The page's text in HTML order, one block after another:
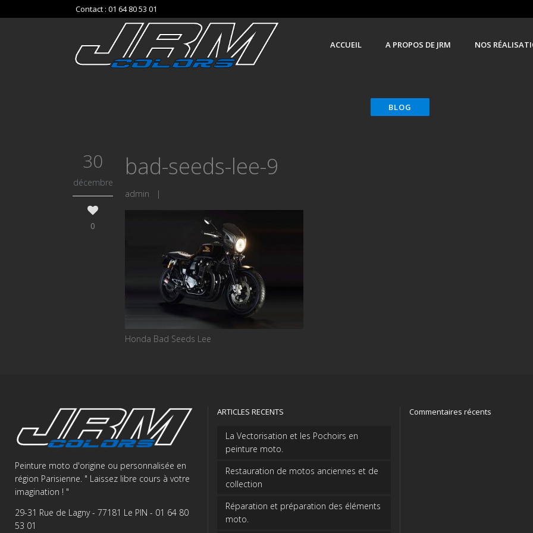
Contact : 01 64 80 53 01
ACCUEIL A PROPOS DE JRM NOS
30
décembre
0
bad-seeds-lee-9
admin |
Honda Bad Seeds Lee
Peinture moto d'origine ou personnalisée en
région Parisienne. " Laissez libre cours à votre
imagination ! "
29-31 Rue de Lagny - 77181 Le PIN - 01 64 80
53 01
ARTICLES RECENTS
La Vectorisation et les Pochoirs en
peinture moto.
Restauration de motos anciennes et de
collection
Réparation et préparation des éléments
moto.
Commentaires récents